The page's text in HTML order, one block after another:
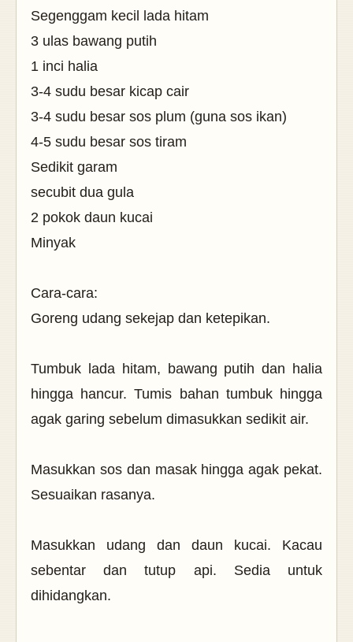
Segenggam kecil lada hitam
3 ulas bawang putih
1 inci halia
3-4 sudu besar kicap cair
3-4 sudu besar sos plum (guna sos ikan)
4-5 sudu besar sos tiram
Sedikit garam
secubit dua gula
2 pokok daun kucai
Minyak
Cara-cara:
Goreng udang sekejap dan ketepikan.
Tumbuk lada hitam, bawang putih dan halia
hingga hancur. Tumis bahan tumbuk hingga
agak garing sebelum dimasukkan sedikit air.
Masukkan sos dan masak hingga agak pekat.
Sesuaikan rasanya.
Masukkan udang dan daun kucai. Kacau
sebentar dan tutup api. Sedia untuk
dihidangkan.